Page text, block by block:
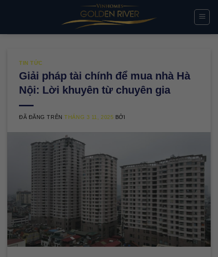
TIN TỨC
Giải pháp tài chính để mua nhà Hà
Nội: Lời khuyên từ chuyên gia
ĐÃ ĐĂNG TRÊNTHÁNG 3 11, 2025 BỞI